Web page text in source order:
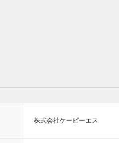
株式会社ケーピーエス